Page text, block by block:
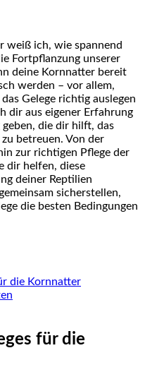
weiß ich,⁢ wie spannend
Fortpflanzung​ unserer
deine Kornnatter bereit
werden – vor allem,
Gelege richtig auslegen
dir aus ⁣eigener ‍Erfahrung⁣
die dir hilft, ⁣das
betreuen. Von der
zur richtigen Pflege der⁤
dir⁣ helfen, ⁤diese
deiner Reptilien
sicherstellen,
die besten Bedingungen‌
die Kornnatter
für die